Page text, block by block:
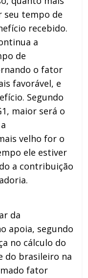
seu tempo de
recebido.
a
de
o fator
favorável, e
Segundo
maior será o
velho for o
ele estiver
a contribuição
da
apoia, segundo
no cálculo do
do brasileiro na
fator